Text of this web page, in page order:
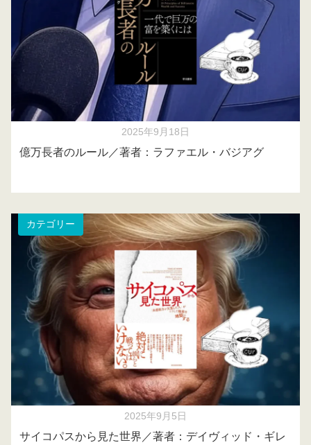
2025年9月18日
億万長者のルール／著者：ラファエル・バジアグ
カテゴリー
2025年9月5日
サイコパスから見た世界／著者：デイヴィッド・ギレ